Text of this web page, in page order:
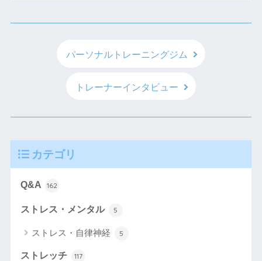
パーソナルトレーニングジム
トレーナーインタビュー
カテゴリ
Q&A 162
ストレス・メンタル 5
ストレス・自律神経 5
ストレッチ 117